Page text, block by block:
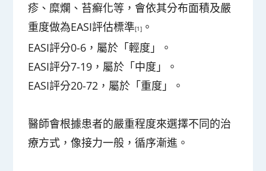
疹、糜爛、苔癬化等，會依其分布面積及嚴
重度做為EASI評估標準[1] 。
EASI評分0-6，屬於「輕度」。
EASI評分7-19，屬於「中度」。
EASI評分20-72，屬於「重度」。
醫師會根據患者的嚴重程度來選擇不同的治
療方式，像接力一般，循序漸進。